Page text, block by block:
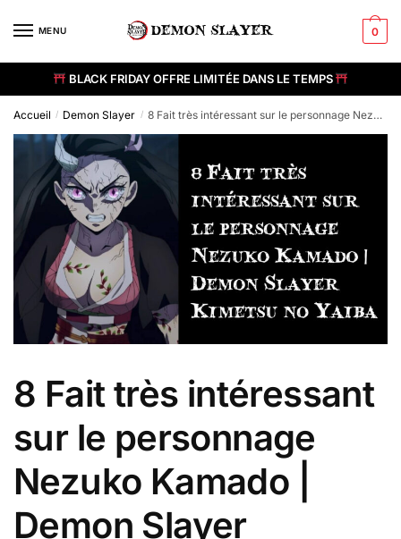
MENU 0
BLACK FRIDAY OFFRE LIMITÉE DANS LE TEMPS
Accueil / Demon Slayer / 8 Fait très intéressant sur le personnage Nezuko Kamado | Demon Slayer Kimetsu no Yaiba
8 Fait très intéressant
sur le personnage
Nezuko Kamado |
Demon Slayer